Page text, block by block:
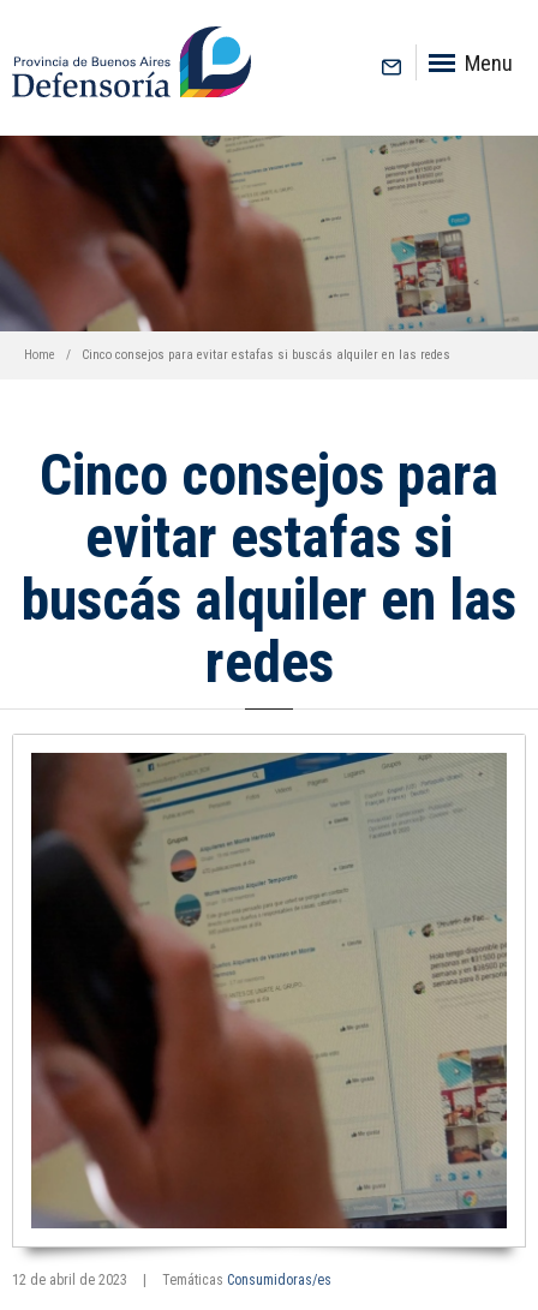
Menu
Home Cinco consejos para evitar estafas si buscás alquiler en las redes
Cinco consejos para
evitar estafas si
buscás alquiler en las
redes
12 de abril de 2023 Temáticas Consumidoras/es